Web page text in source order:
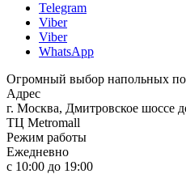
Telegram
Viber
Viber
WhatsApp
Огромный выбор напольных
Адрес
г. Москва, Дмитровское шоссе
ТЦ Metromall
Режим работы
Ежедневно
с 10:00 до 19:00